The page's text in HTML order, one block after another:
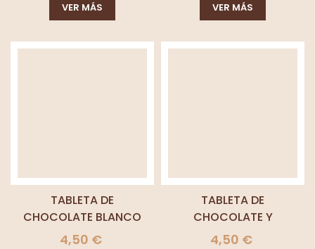
VER MÁS VER MÁS
TABLETA DE
CHOCOLATE BLANCO
4,50 €
TABLETA DE
CHOCOLATE Y
CARAMELO SALADO
4,50 €